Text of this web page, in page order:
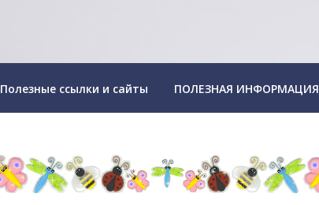
Полезные ссылки и сайты ПОЛЕЗНАЯ ИНФОРМАЦИЯ